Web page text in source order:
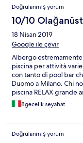
Doğrulanmış yorum
10/10
18 Nisan 2019
Google ile çevir
Albergo
piscina per attività
con tanto di pool bar
Duomo a Milano. Chi
piscina RELAX grande
distante infatti dalla
immediato euro in lire
mance al personale
nei vostri confronti.
8gecelik seyahat
Doğrulanmış yorum